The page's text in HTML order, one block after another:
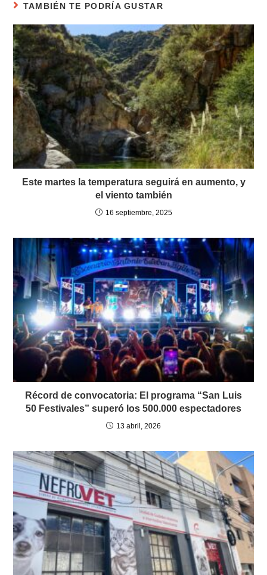
TAMBIÉN TE PODRÍA GUSTAR
Este martes la temperatura seguirá en aumento, y
el viento también
16 septiembre, 2025
Récord de convocatoria: El programa “San Luis
50 Festivales” superó los 500.000 espectadores
13 abril, 2026